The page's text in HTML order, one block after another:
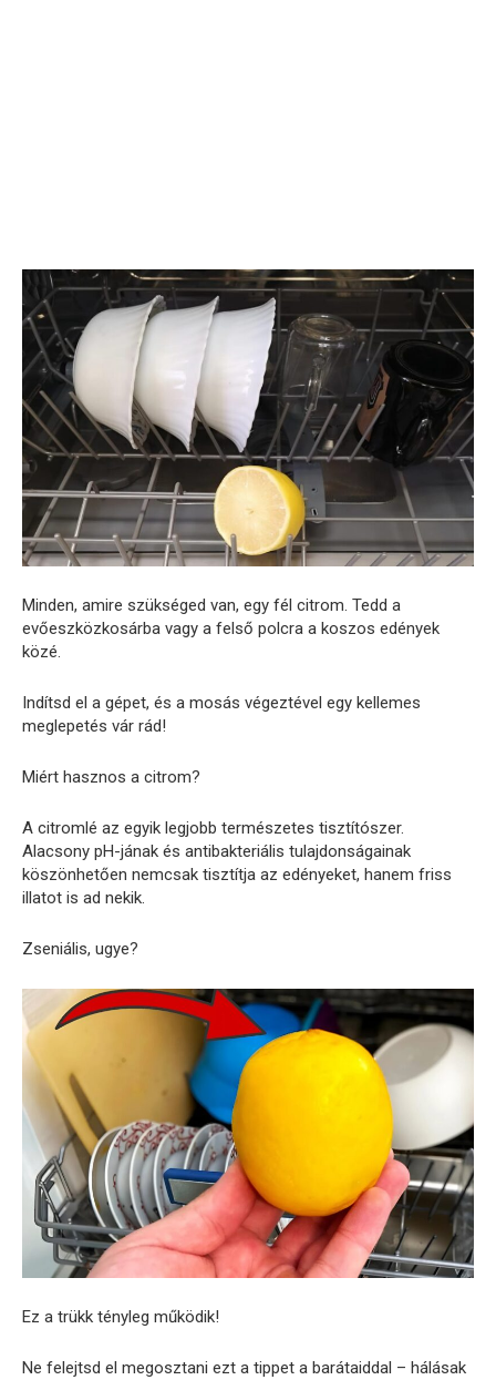
Minden, amire szükséged van, egy fél citrom. Tedd a
evőeszközkosárba vagy a felső polcra a koszos edények
közé.
Indítsd el a gépet, és a mosás végeztével egy kellemes
meglepetés vár rád!
Miért hasznos a citrom?
A citromlé az egyik legjobb természetes tisztítószer.
Alacsony pH-jának és antibakteriális tulajdonságainak
köszönhetően nemcsak tisztítja az edényeket, hanem friss
illatot is ad nekik.
Zseniális, ugye?
Ez a trükk tényleg működik!
Ne felejtsd el megosztani ezt a tippet a barátaiddal – hálásak